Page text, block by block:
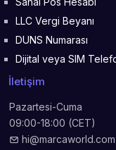
LLC Vergi Beyanı
DUNS Numarası
Dijital veya SIM
İletişim
Pazartesi-Cuma
09:00-18:00 (CET)
hi@marcaworld.com